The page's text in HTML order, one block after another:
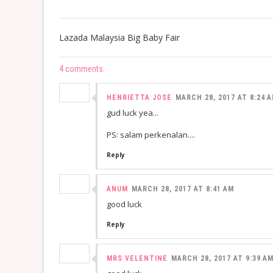
Lazada Malaysia Big Baby Fair
4 comments:
HENRIETTA JOSE MARCH 28, 2017 AT 8:24
gud luck yea...
PS: salam perkenalan....
Reply
ANUM MARCH 28, 2017 AT 8:41 AM
good luck
Reply
MRS VELENTINE MARCH 28, 2017 AT 9:39 AM